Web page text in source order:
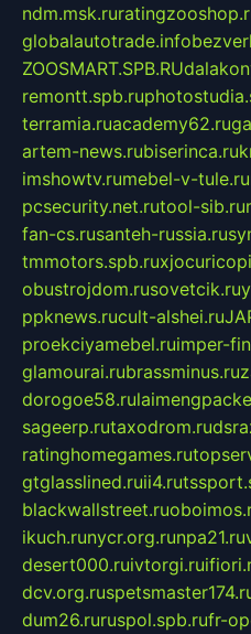
ndm.msk.ru
globalautotrade.info
ZOOSMART.SPB.RU
remontt.spb.ru
terramia.ruacademy62.ru
artem-news.rubiserinca.ru
imshowtv.rumebel-v-tule.ru
pcsecurity.net.rutool-sib.ru
fan-cs.rusanteh-russia.ru
tmmotors.spb.ru
obustrojdom.rusovetcik.ru
ppknews.rucult-alshei.ru
proekciyamebel.ruimper-
glamourai.rubrassminus.ru
dorogoe58.ru
sageerp.rutaxodrom.ru
ratinghomegames.ru
gtglasslined.ruii4.ru
blackwallstreet.ru
ikuch.runycr.org.runpa21.ru
desert000.ruivtorgi.ru
dcv.org.ru
dum26.ruruspol.spb.rufr-